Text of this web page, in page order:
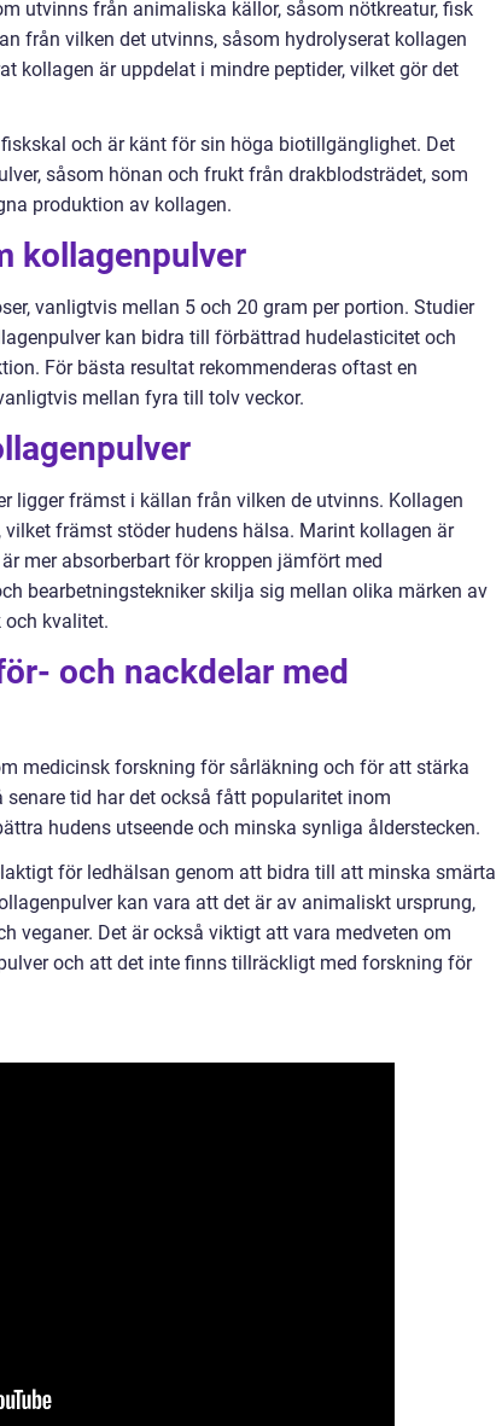
utvinns från animaliska källor, såsom nötkreatur, fisk
från vilken det utvinns, såsom hydrolyserat kollagen
kollagen är uppdelat i mindre peptider, vilket gör det
och är känt för sin höga biotillgänglighet. Det
såsom hönan och frukt från drakblodsträdet, som
produktion av kollagen.
kollagenpulver
vanligtvis mellan 5 och 20 gram per portion. Studier
kan bidra till förbättrad hudelasticitet och
För bästa resultat rekommenderas oftast en
mellan fyra till tolv veckor.
ligger främst i källan från vilken de utvinns. Kollagen
främst stöder hudens hälsa. Marint kollagen är
mer absorberbart för kroppen jämfört med
bearbetningstekniker skilja sig mellan olika märken av
och kvalitet.
och nackdelar med
medicinsk forskning för sårläkning och för att stärka
tid har det också fått popularitet inom
hudens utseende och minska synliga ålderstecken.
för ledhälsan genom att bidra till att minska smärta
kan vara att det är av animaliskt ursprung,
veganer. Det är också viktigt att vara medveten om
och att det inte finns tillräckligt med forskning för